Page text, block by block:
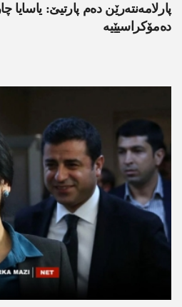
پارلامەنتەرێن دەم پارتیێ: یاسایا
دەمۆکراسیێیە